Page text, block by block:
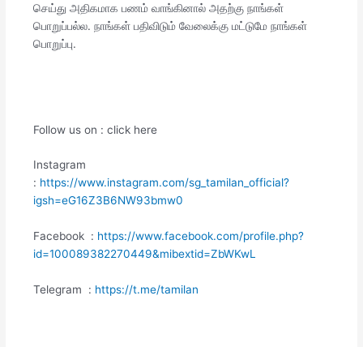
செய்து அதிகமாக பணம் வாங்கினால் அதற்கு நாங்கள்
பொறுப்பல்ல. நாங்கள் பதிவிடும் வேலைக்கு மட்டுமே நாங்கள்
பொறுப்பு.
Follow us on : click here
Instagram
: https://www.instagram.com/sg_tamilan_official?
igsh=eG16Z3B6NW93bmw0
Facebook : https://www.facebook.com/profile.php?
id=100089382270449&mibextid=ZbWKwL
Telegram : https://t.me/tamilan